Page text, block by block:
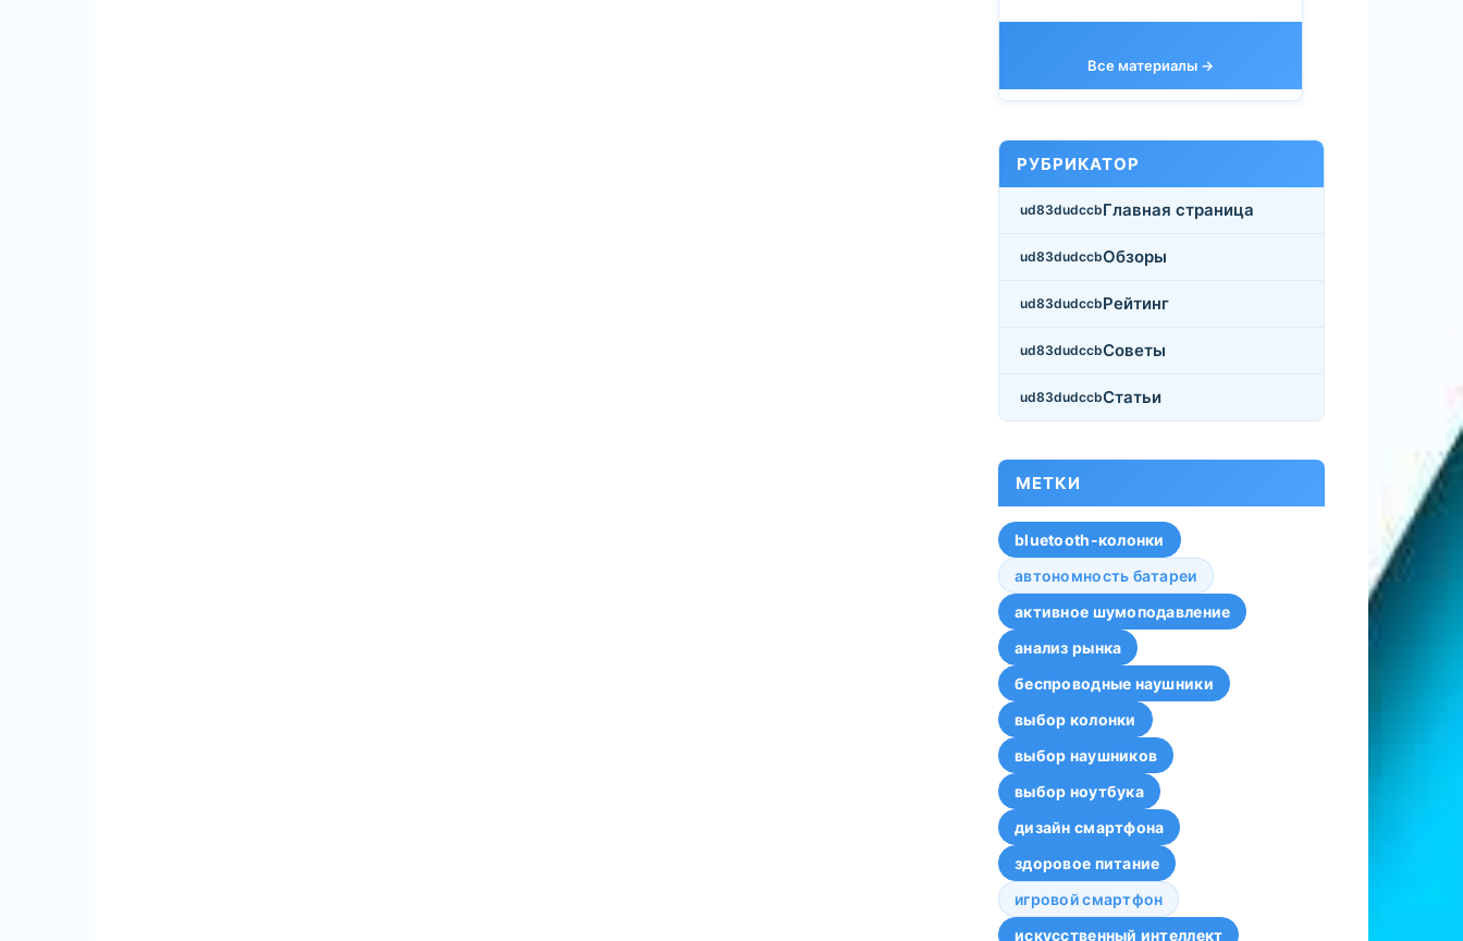
Все материалы →
РУБРИКАТОР
Главная страница
Обзоры
Рейтинг
Советы
Статьи
МЕТКИ
bluetooth-колонки
автономность батареи
активное шумоподавление
анализ рынка
беспроводные наушники
выбор колонки
выбор наушников
выбор ноутбука
дизайн смартфона
здоровое питание
игровой смартфон
искусственный интеллект